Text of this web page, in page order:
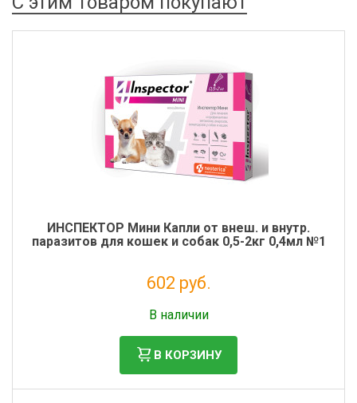
ИНСПЕКТОР Мини Капли от внеш. и внутр.
паразитов для кошек и собак 0,5-2кг 0,4мл №1
602 руб.
В наличии
В КОРЗИНУ